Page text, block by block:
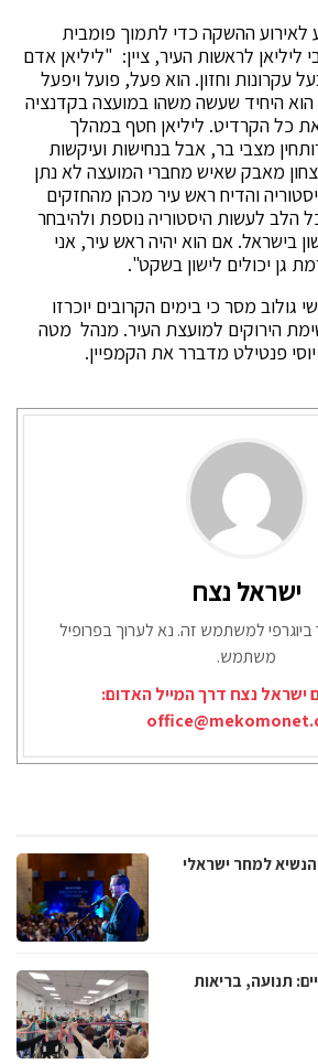
לאירוע ההשקה כדי לתמוך פומבית
לראשות העיר, ציין: "ליליאן אדם
עקרונות וחזון. הוא פעל, פועל ויפעל
היחיד שעשה משהו במועצה בקדנציה
כל הקרדיט. ליליאן חטף במהלך
מצבי בר, אבל בנחישות ועיקשות
מאבק שאיש מחברי המועצה לא נתן
והדיח ראש עיר מכהן מהחזקים
הלב לעשות היסטוריה נוספת ולהיבחר
בישראל. אם הוא יהיה ראש עיר, אני
גן יכולים לישון בשקט".
גולוב מסר כי בימים הקרובים יוכרזו
הירוקים למועצת העיר. מנהל מטה
פנטילט מדברר את הקמפיין.
ישראל נצח
למשתמש זה. נא לערוך בפרופיל
משתמש.
ישראל נצח דרך המייל האדום:
למחר ישראלי
תנועה, בריאות